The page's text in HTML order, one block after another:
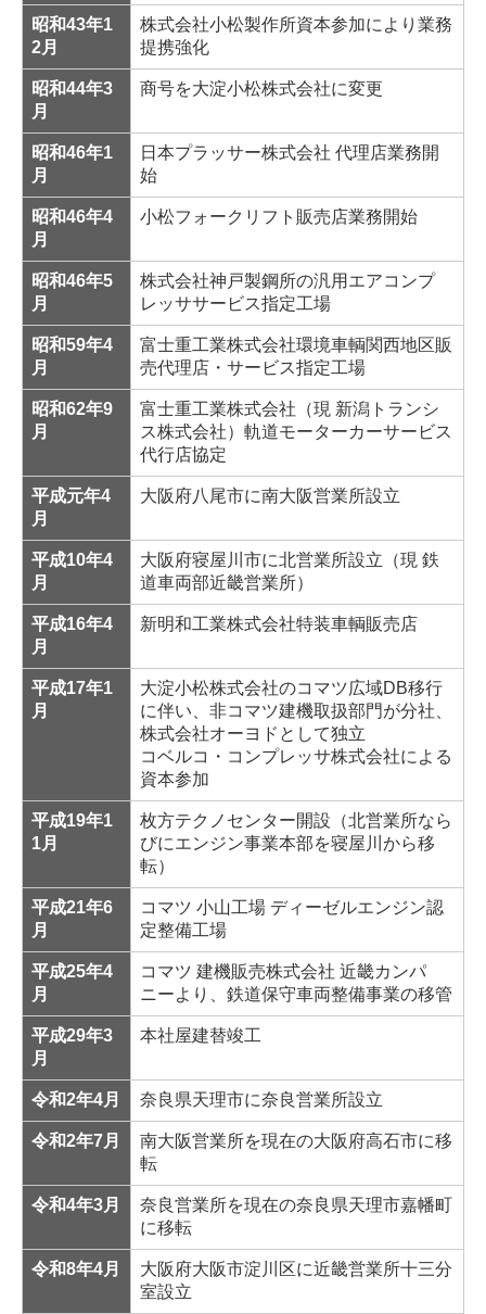
昭和43年1
2月
株式会社小松製作所資本参加により業務
提携強化
昭和44年3
月
商号を大淀小松株式会社に変更
昭和46年1
月
日本プラッサー株式会社 代理店業務開
始
昭和46年4
月
小松フォークリフト販売店業務開始
昭和46年5
月
株式会社神戸製鋼所の汎用エアコンプ
レッササービス指定工場
昭和59年4
月
富士重工業株式会社環境車輌関西地区販
売代理店・サービス指定工場
昭和62年9
月
富士重工業株式会社（現 新潟トランシ
ス株式会社）軌道モーターカーサービス
代行店協定
平成元年4
月
大阪府八尾市に南大阪営業所設立
平成10年4
月
大阪府寝屋川市に北営業所設立（現 鉄
道車両部近畿営業所）
平成16年4
月
新明和工業株式会社特装車輌販売店
平成17年1
月
大淀小松株式会社のコマツ広域DB移行
に伴い、非コマツ建機取扱部門が分社、
株式会社オーヨドとして独立
コベルコ・コンプレッサ株式会社による
資本参加
平成19年1
1月
枚方テクノセンター開設（北営業所なら
びにエンジン事業本部を寝屋川から移
転）
平成21年6
月
コマツ 小山工場 ディーゼルエンジン認
定整備工場
平成25年4
月
コマツ 建機販売株式会社 近畿カンパ
ニーより、鉄道保守車両整備事業の移管
平成29年3
月
本社屋建替竣工
令和2年4月 奈良県天理市に奈良営業所設立
令和2年7月
南大阪営業所を現在の大阪府高石市に移
転
令和4年3月
奈良営業所を現在の奈良県天理市嘉幡町
に移転
令和8年4月
大阪府大阪市淀川区に近畿営業所十三分
室設立